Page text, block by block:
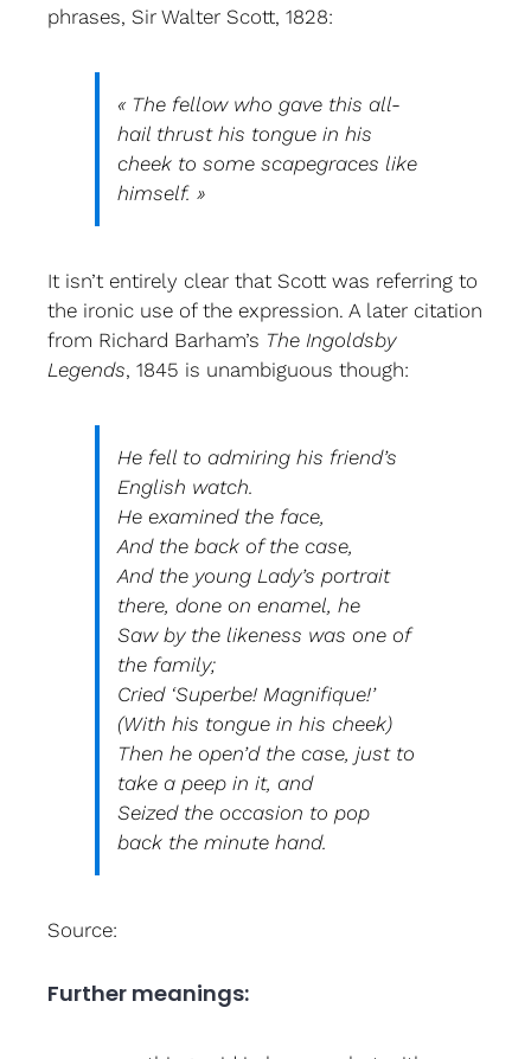
phrases, Sir Walter Scott, 1828:
« The fellow who gave this all-
hail thrust his tongue in his
cheek to some scapegraces like
himself. »
It isn’t entirely clear that Scott was referring to
the ironic use of the expression. A later citation
from Richard Barham’s The Ingoldsby
Legends, 1845 is unambiguous though:
He fell to admiring his friend’s
English watch.
He examined the face,
And the back of the case,
And the young Lady’s portrait
there, done on enamel, he
Saw by the likeness was one of
the family;
Cried ‘Superbe! Magnifique!’
(With his tongue in his cheek)
Then he open’d the case, just to
take a peep in it, and
Seized the occasion to pop
back the minute hand.
Source:
Further meanings: